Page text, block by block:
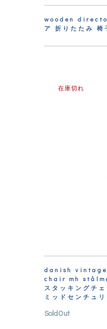
wooden
ア 折りたたみ 椅
在庫切れ
danish
chair mh
スタッキングチ
ミッドセンチュ
SoldOut